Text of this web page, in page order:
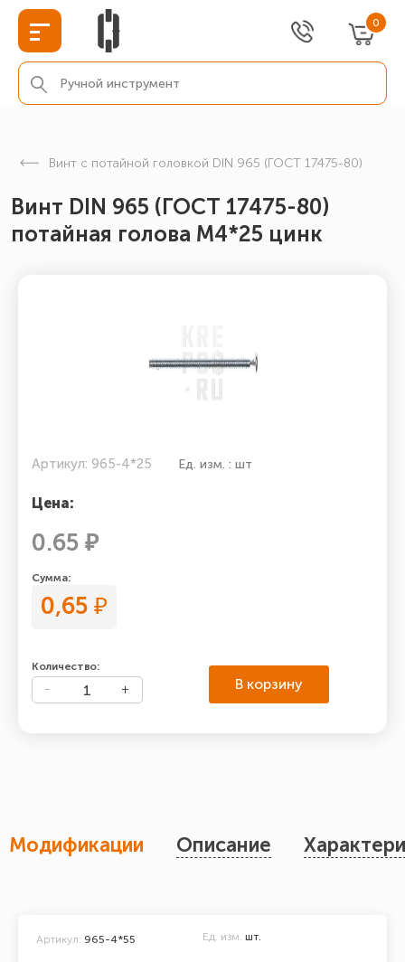
0
Винт с потайной головкой DIN 965 (ГОСТ 17475-80)
Винт DIN 965 (ГОСТ 17475-80)
потайная голова М4*25 цинк
Артикул: 965-4*25 Ед. изм. : шт
Цена:
0.65 ₽
Сумма:
0,65 ₽
Количество:
В корзину
Модификации Описание
Артикул: 965-4*55 Ед. изм. шт.